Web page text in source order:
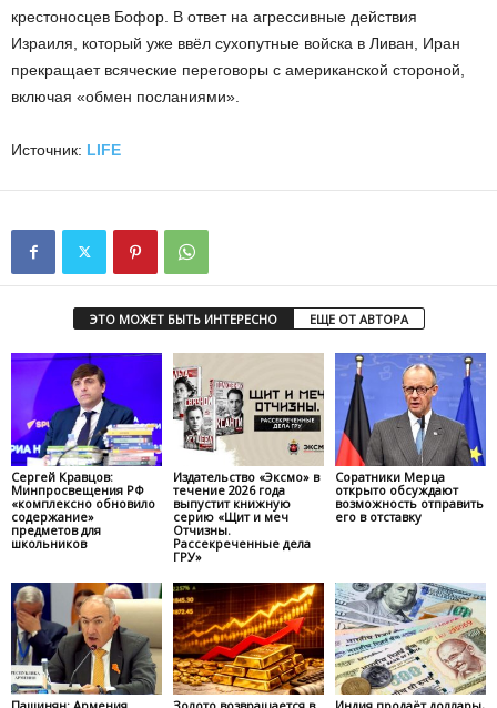
крестоносцев Бофор. В ответ на агрессивные действия
Израиля, который уже ввёл сухопутные войска в Ливан, Иран
прекращает всяческие переговоры с американской стороной,
включая «обмен посланиями».
Источник: LIFE
ЭТО МОЖЕТ БЫТЬ ИНТЕРЕСНО ЕЩЕ ОТ АВТОРА
Сергей Кравцов:
Минпросвещения РФ
«комплексно обновило
содержание»
предметов для
школьников
Издательство «Эксмо» в
течение 2026 года
выпустит книжную
серию «Щит и меч
Отчизны.
Рассекреченные дела
ГРУ»
Соратники Мерца
открыто обсуждают
возможность отправить
его в отставку